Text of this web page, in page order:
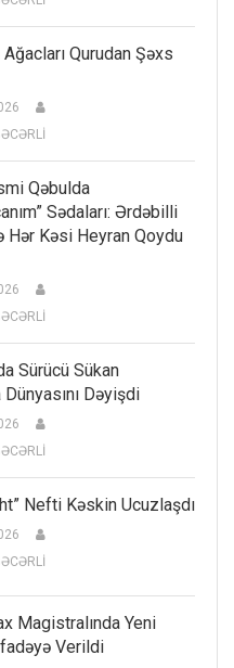
Qurudan Şəxs
Qəbulda
Sədaları: Ərdəbilli
Hər Kəsi Heyran Qoydu
Sürücü Sükan
Dünyasını Dəyişdi
Nefti Kəskin Ucuzlaşdı
Magistralında Yeni
Verildi